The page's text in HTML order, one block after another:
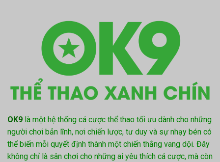
OK9 là một hệ thống cá cược thể thao tối ưu dành cho những
người chơi bản lĩnh, nơi chiến lược, tư duy và sự nhạy bén có
thể biến mỗi quyết định thành một chiến thắng vang dội. Đây
không chỉ là sân chơi cho những ai yêu thích cá cược, mà còn